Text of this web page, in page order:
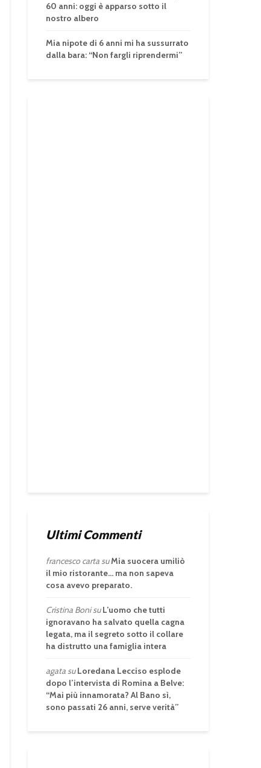
60 anni: oggi è apparso sotto il
nostro albero
Mia nipote di 6 anni mi ha sussurrato
dalla bara: “Non fargli riprendermi”
Ultimi Commenti
francesco cartasuMia suocera umiliò
il mio ristorante… ma non sapeva
cosa avevo preparato.
Cristina BonisuL’uomo che tutti
ignoravano ha salvato quella cagna
legata, ma il segreto sotto il collare
ha distrutto una famiglia intera
agatasuLoredana Lecciso esplode
dopo l’intervista di Romina a Belve:
“Mai più innamorata? Al Bano sì,
sono passati 26 anni, serve verità”